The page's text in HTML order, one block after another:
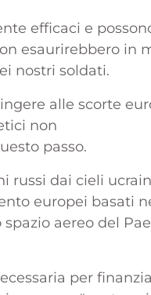
efficaci e
esaurirebbero in
nostri soldati.
alle scorte
non
passo.
russi dai cieli
europei basati
aereo del
per